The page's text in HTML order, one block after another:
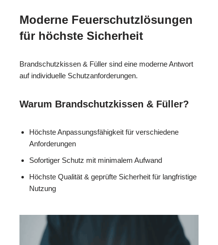
Moderne Feuerschutzlösungen
für höchste Sicherheit
Brandschutzkissen & Füller sind eine moderne Antwort
auf individuelle Schutzanforderungen.
Warum Brandschutzkissen & Füller?
Höchste Anpassungsfähigkeit für verschiedene
Anforderungen
Sofortiger Schutz mit minimalem Aufwand
Höchste Qualität & geprüfte Sicherheit für langfristige
Nutzung